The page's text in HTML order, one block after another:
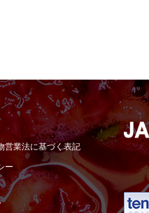
営業法に基づく表記
ー